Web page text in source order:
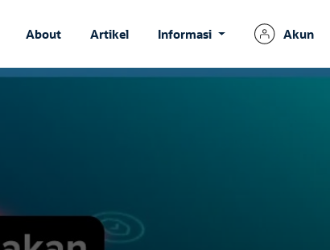
About Artikel Informasi Akun